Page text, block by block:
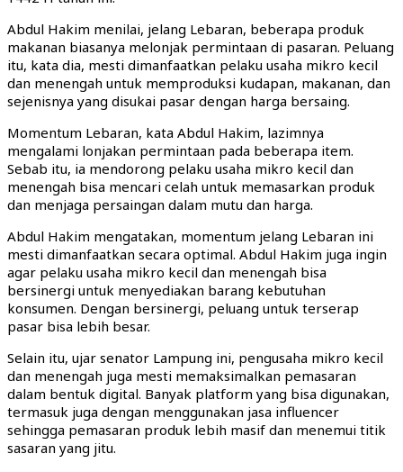
Abdul Hakim menilai, jelang Lebaran, beberapa produk
makanan biasanya melonjak permintaan di pasaran. Peluang
itu, kata dia, mesti dimanfaatkan pelaku usaha mikro kecil
dan menengah untuk memproduksi kudapan, makanan, dan
sejenisnya yang disukai pasar dengan harga bersaing.
Momentum Lebaran, kata Abdul Hakim, lazimnya
mengalami lonjakan permintaan pada beberapa item.
Sebab itu, ia mendorong pelaku usaha mikro kecil dan
menengah bisa mencari celah untuk memasarkan produk
dan menjaga persaingan dalam mutu dan harga.
Abdul Hakim mengatakan, momentum jelang Lebaran ini
mesti dimanfaatkan secara optimal. Abdul Hakim juga ingin
agar pelaku usaha mikro kecil dan menengah bisa
bersinergi untuk menyediakan barang kebutuhan
konsumen. Dengan bersinergi, peluang untuk terserap
pasar bisa lebih besar.
Selain itu, ujar senator Lampung ini, pengusaha mikro kecil
dan menengah juga mesti memaksimalkan pemasaran
dalam bentuk digital. Banyak platform yang bisa digunakan,
termasuk juga dengan menggunakan jasa influencer
sehingga pemasaran produk lebih masif dan menemui titik
sasaran yang jitu.